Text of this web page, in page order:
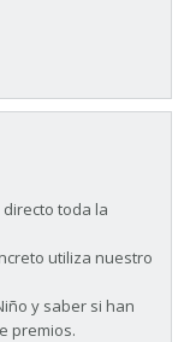
toda la
utiliza nuestro
y saber si han
premios.